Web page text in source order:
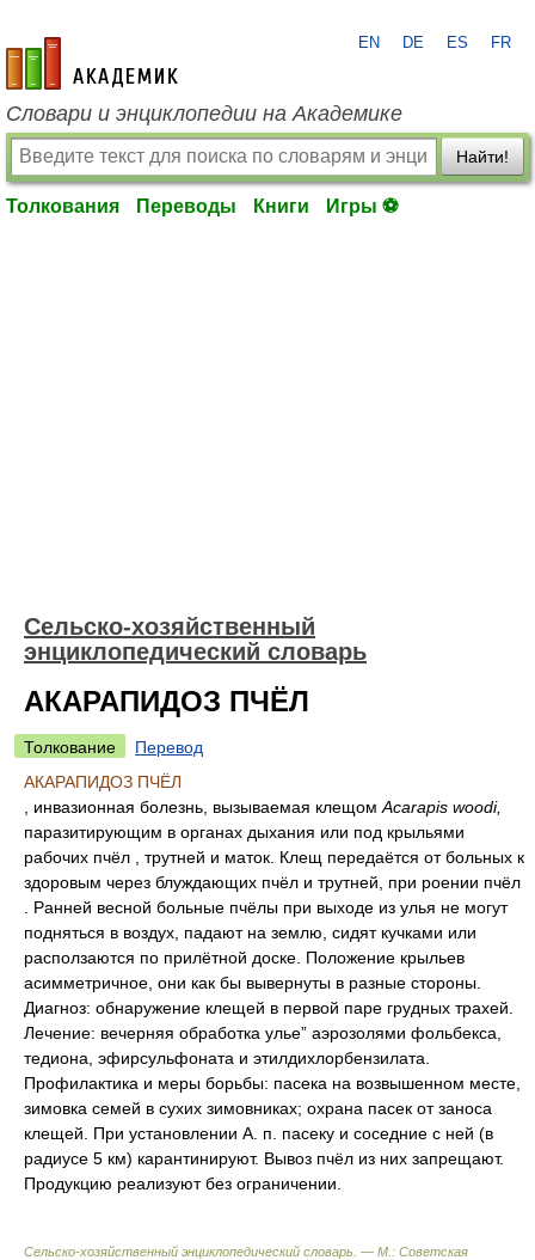
academic.ru
EN DE ES FR
Словари и энциклопедии на Академике
Найти!
Толкования Переводы Книги Игры ⚽
Сельско-хозяйственный
энциклопедический словарь
АКАРАПИДОЗ ПЧЁЛ
Толкование
Перевод
АКАРАПИДОЗ ПЧЁЛ
, инвазионная болезнь, вызываемая клещом Acarapis woodi,
паразитирующим в органах дыхания или под крыльями
рабочих пчёл , трутней и маток. Клещ передаётся от больных к
здоровым через блуждающих пчёл и трутней, при роении пчёл
. Ранней весной больные пчёлы при выходе из улья не могут
подняться в воздух, падают на землю, сидят кучками или
расползаются по прилётной доске. Положение крыльев
асимметричное, они как бы вывернуты в разные стороны.
Диагноз: обнаружение клещей в первой паре грудных трахей.
Лечение: вечерняя обработка улье” аэрозолями фольбекса,
тедиона, эфирсульфоната и этилдихлорбензилата.
Профилактика и меры борьбы: пасека на возвышенном месте,
зимовка семей в сухих зимовниках; охрана пасек от заноса
клещей. При установлении А. п. пасеку и соседние с ней (в
радиусе 5 км) карантинируют. Вывоз пчёл из них запрещают.
Продукцию реализуют без ограничении.
Сельско-хозяйственный энциклопедический словарь. — М.: Советская